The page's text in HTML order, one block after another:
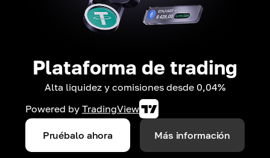
Plataforma de trading
Alta liquidez y comisiones desde 0,04%
Powered by TradingView
Pruébalo ahora Más información